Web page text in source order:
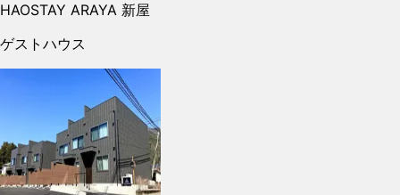
HAOSTAY ARAYA 新屋
ゲストハウス